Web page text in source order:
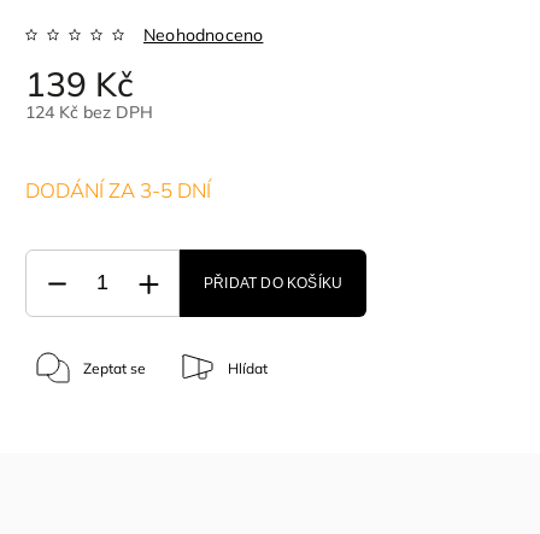
Neohodnoceno
139 Kč
124 Kč bez DPH
DODÁNÍ ZA 3-5 DNÍ
PŘIDAT DO KOŠÍKU
Zeptat se Hlídat